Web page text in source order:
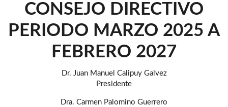
CONSEJO DIRECTIVO
PERIODO MARZO 2025 A
FEBRERO 2027
Dr. Juan Manuel Calipuy Galvez
Presidente
Dra. Carmen Palomino Guerrero